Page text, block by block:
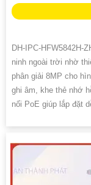
DH-IPC-HFW5842H-
ninh ngoài trời nhờ
phân giải 8MP cho
ghi âm, khe thẻ nhớ
nối PoE giúp lắp đặt